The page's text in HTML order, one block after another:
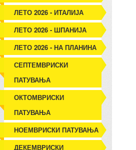
ЛЕТО 2026 - ИТАЛИЈА
ЛЕТО 2026 - ШПАНИЈА
ЛЕТО 2026 - НА ПЛАНИНА
СЕПТЕМВРИСКИ
ПАТУВАЊА
ОКТОМВРИСКИ
ПАТУВАЊА
НОЕМВРИСКИ ПАТУВАЊА
ДЕКЕМВРИСКИ